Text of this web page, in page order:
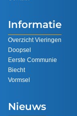
Informatie
Overzicht Vieringen
Doopsel
Eerste Communie
Biecht
Vormsel
Nieuws